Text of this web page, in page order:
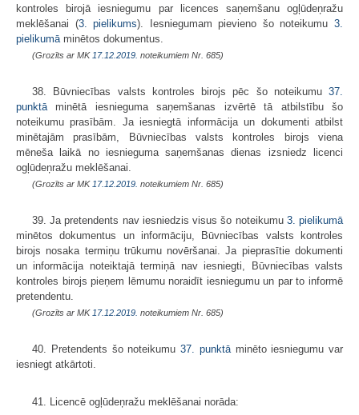
kontroles birojā iesniegumu par licences saņemšanu ogļūdeņražu
meklēšanai (3. pielikums). Iesniegumam pievieno šo noteikumu3.
pielikumā minētos dokumentus.
(Grozīts ar MK 17.12.2019. noteikumiem Nr. 685)
38. Būvniecības valsts kontroles birojs pēc šo noteikumu 37.
punktā minētā iesnieguma saņemšanas izvērtē tā atbilstību šo
noteikumu prasībām. Ja iesniegtā informācija un dokumenti atbilst
minētajām prasībām, Būvniecības valsts kontroles birojs viena
mēneša laikā no iesnieguma saņemšanas dienas izsniedz licenci
ogļūdeņražu meklēšanai.
(Grozīts ar MK 17.12.2019. noteikumiem Nr. 685)
39. Ja pretendents nav iesniedzis visus šo noteikumu 3. pielikumā
minētos dokumentus un informāciju, Būvniecības valsts kontroles
birojs nosaka termiņu trūkumu novēršanai. Ja pieprasītie dokumenti
un informācija noteiktajā termiņā nav iesniegti, Būvniecības valsts
kontroles birojs pieņem lēmumu noraidīt iesniegumu un par to informē
pretendentu.
(Grozīts ar MK 17.12.2019. noteikumiem Nr. 685)
40. Pretendents šo noteikumu 37. punktāminēto iesniegumu var
iesniegt atkārtoti.
41. Licencē ogļūdeņražu meklēšanai norāda: